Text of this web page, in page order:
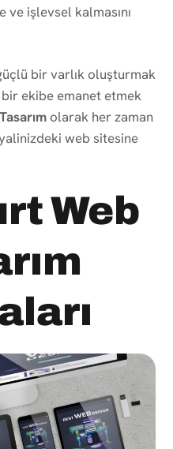
işlevsel kalmasını
bir varlık oluşturmak
ekibe emanet etmek
olarak her zaman
web sitesine
Web